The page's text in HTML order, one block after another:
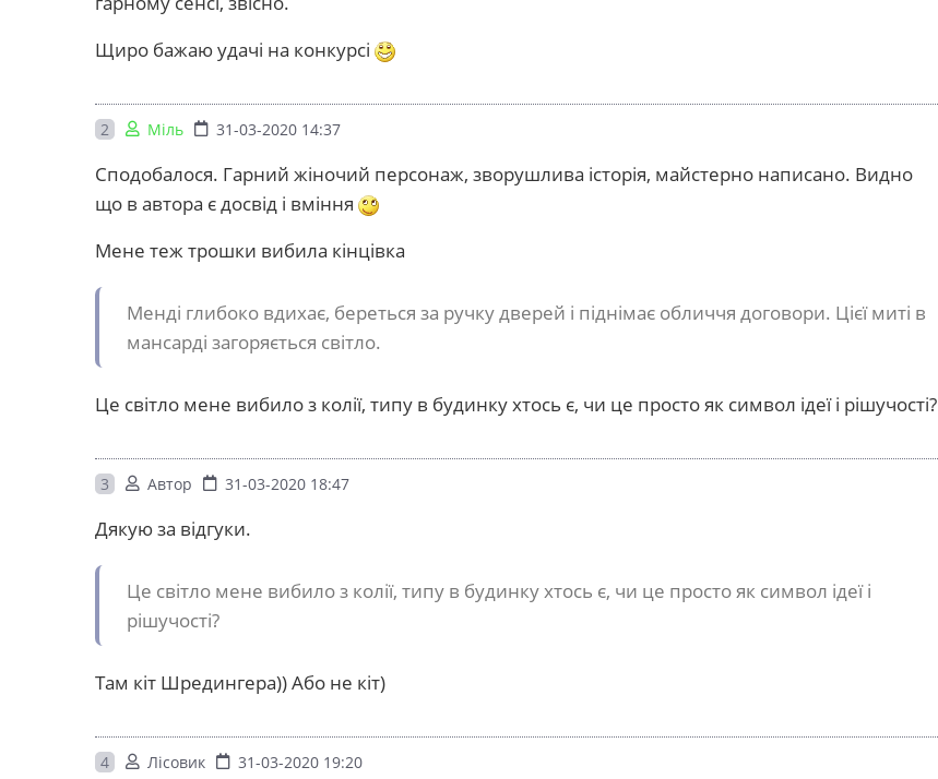
Щиро бажаю удачі на конкурсі
2 Міль 31-03-2020 14:37
Сподобалося. Гарний жіночий персонаж, зворушлива історія, майстерно написано. Видно
що в автора є досвід і вміння
Мене теж трошки вибила кінцівка
Менді глибоко вдихає, береться за ручку дверей і піднімає обличчя договори. Цієї миті в
мансарді загоряється світло.
Це світло мене вибило з колії, типу в будинку хтось є, чи це просто як символ ідеї і рішучості?
3 Автор 31-03-2020 18:47
Дякую за відгуки.
Це світло мене вибило з колії, типу в будинку хтось є, чи це просто як символ ідеї і
рішучості?
Там кіт Шредингера)) Або не кіт)
4 Лісовик 31-03-2020 19:20